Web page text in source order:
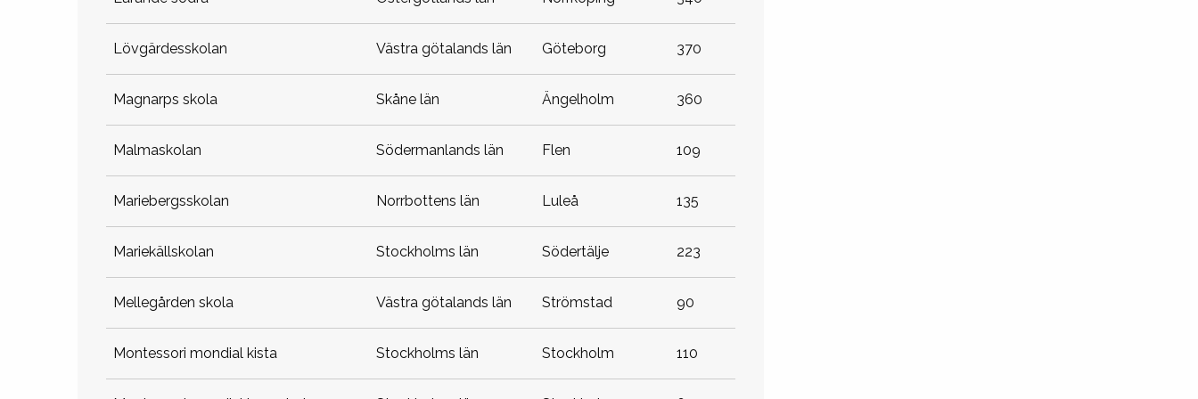
lövgärdesskolan västra götalands län göteborg 370
magnarps skola skåne län ängelholm 360
malmaskolan södermanlands län flen 109
mariebergsskolan norrbottens län luleå 135
mariekällskolan stockholms län södertälje 223
mellegården skola västra götalands län strömstad 90
montessori mondial kista stockholms län stockholm 110